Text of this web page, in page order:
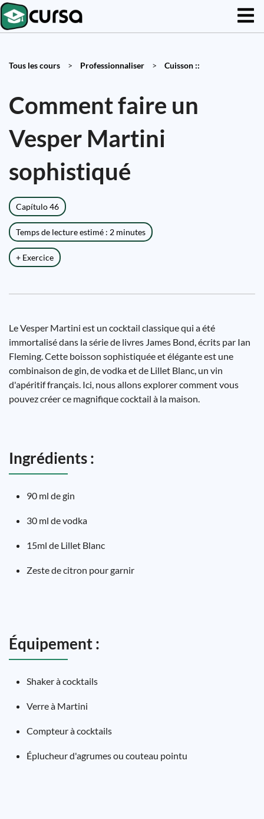
Tous les cours > Professionnaliser > Cuisson ::
Comment faire un
Vesper Martini
sophistiqué
Capítulo 46
Temps de lecture estimé : 2 minutes
+ Exercice
Le Vesper Martini est un cocktail classique qui a été
immortalisé dans la série de livres James Bond, écrits par Ian
Fleming. Cette boisson sophistiquée et élégante est une
combinaison de gin, de vodka et de Lillet Blanc, un vin
d'apéritif français. Ici, nous allons explorer comment vous
pouvez créer ce magnifique cocktail à la maison.
Ingrédients :
90 ml de gin
30 ml de vodka
15ml de Lillet Blanc
Zeste de citron pour garnir
Équipement :
Shaker à cocktails
Verre à Martini
Compteur à cocktails
Éplucheur d'agrumes ou couteau pointu